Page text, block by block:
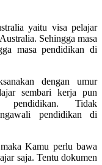
yaitu visa pelajar
Sehingga masa
masa pendidikan di
dengan umur
sembari kerja pun
pendidikan. Tidak
pendidikan di
Kamu perlu bawa
saja. Tentu dokumen